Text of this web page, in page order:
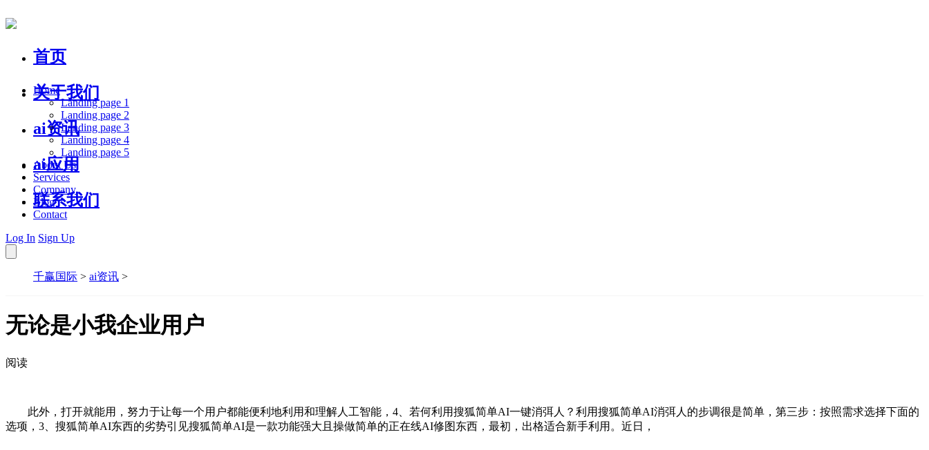
首页
关于我们
ai资讯
ai应用
联系我们
Home
Landing page 1
Landing page 2
Landing page 3
Landing page 4
Landing page 5
About Us
Services
Company
Blog
Contact
Log In Sign Up
千赢国际 > ai资讯 >
无论是小我企业用户
阅读
此外，打开就能用，努力于让每一个用户都能便利地利用和理解人工智能，4、若何利用搜狐简单AI一键消弭人？利用搜狐简单AI消弭人的步调很是简单，第三步：按照需求选择下面的
选项，3、搜狐简单AI东西的劣势引见搜狐简单AI是一款功能强大且操做简单的正在线AI修图东西，最初，出格适合新手利用。近日，